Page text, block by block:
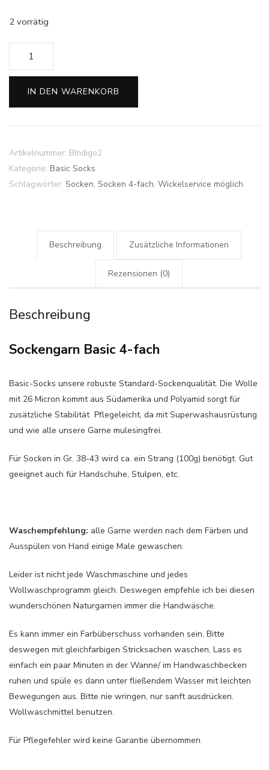
2 vorrätig
Sockengarn
Indigo
IN DEN WARENKORB
Artikelnummer: BIndigo2
Kategorie: Basic Socks
Schlagwörter: Socken, Socken 4-fach, Wickelservice möglich
Beschreibung Zusätzliche Informationen
Rezensionen (0)
Beschreibung
Sockengarn Basic 4-fach
Basic-Socks unsere robuste Standard-Sockenqualität. Die Wolle
mit 26 Micron kommt aus Südamerika und Polyamid sorgt für
zusätzliche Stabilität Pflegeleicht, da mit Superwashausrüstung
und wie alle unsere Garne mulesingfrei.
Für Socken in Gr. 38-43 wird ca. ein Strang (100g) benötigt. Gut
geeignet auch für Handschuhe, Stulpen, etc.
Waschempfehlung: alle Garne werden nach dem Färben und
Ausspülen von Hand einige Male gewaschen.
Leider ist nicht jede Waschmaschine und jedes
Wollwaschprogramm gleich. Deswegen empfehle ich bei diesen
wunderschönen Naturgarnen immer die Handwäsche.
Es kann immer ein Farbüberschuss vorhanden sein. Bitte
deswegen mit gleichfarbigen Stricksachen waschen, Lass es
einfach ein paar Minuten in der Wanne/ im Handwaschbecken
ruhen und spüle es dann unter fließendem Wasser mit leichten
Bewegungen aus. Bitte nie wringen, nur sanft ausdrücken.
Wollwaschmittel benutzen.
Für Pflegefehler wird keine Garantie übernommen.